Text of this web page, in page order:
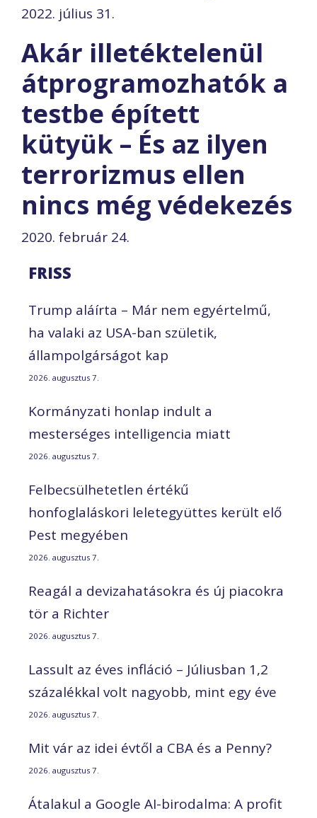
2022. július 31.
Akár illetéktelenül
átprogramozhatók a
testbe épített
kütyük – És az ilyen
terrorizmus ellen
nincs még védekezés
2020. február 24.
FRISS
Trump aláírta – Már nem egyértelmű,
ha valaki az USA-ban születik,
állampolgárságot kap
2026. augusztus 7.
Kormányzati honlap indult a
mesterséges intelligencia miatt
2026. augusztus 7.
Felbecsülhetetlen értékű
honfoglaláskori leletegyüttes került elő
Pest megyében
2026. augusztus 7.
Reagál a devizahatásokra és új piacokra
tör a Richter
2026. augusztus 7.
Lassult az éves infláció – Júliusban 1,2
százalékkal volt nagyobb, mint egy éve
2026. augusztus 7.
Mit vár az idei évtől a CBA és a Penny?
2026. augusztus 7.
Átalakul a Google AI-birodalma: A profit